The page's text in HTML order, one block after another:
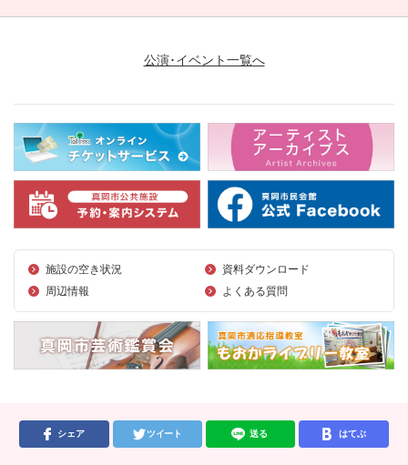
公演･イベント一覧へ
施設の空き状況
資料ダウンロード
周辺情報
よくある質問
シェア ツイート 送る はてぶ